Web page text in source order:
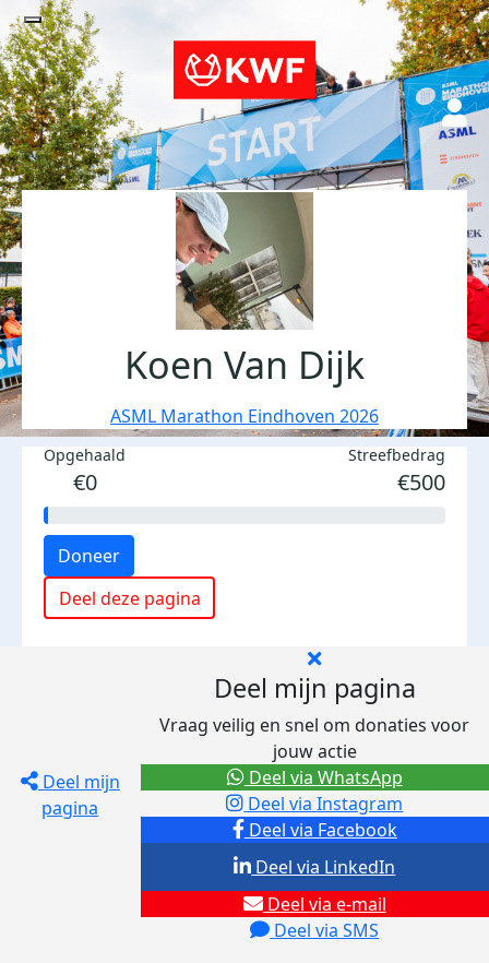
Koen Van Dijk
ASML Marathon Eindhoven 2026
Opgehaald
€0
Streefbedrag
€500
Doneer
Deel deze pagina
Deel mijn
pagina
Deel mijn pagina
Vraag veilig en snel om donaties voor
jouw actie
Deel via Facebook
Deel via Instagram
Deel via e-mail
Deel via SMS
Deel via LinkedIn
Deel via WhatsApp